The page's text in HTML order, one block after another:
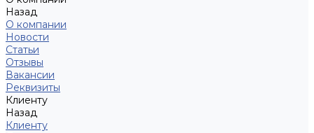
Назад
О компании
Новости
Статьи
Отзывы
Вакансии
Реквизиты
Клиенту
Назад
Клиенту